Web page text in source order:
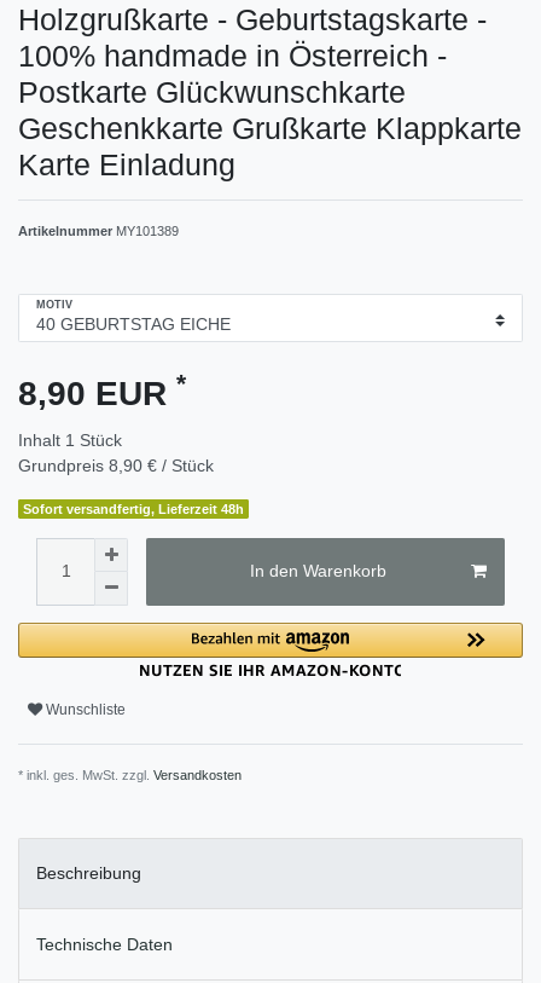
Holzgrußkarte - Geburtstagskarte -
100% handmade in Österreich -
Postkarte Glückwunschkarte
Geschenkkarte Grußkarte Klappkarte
Karte Einladung
Artikelnummer MY101389
MOTIV
8,90 EUR *
Inhalt 1 Stück
Grundpreis 8,90 € / Stück
Sofort versandfertig, Lieferzeit 48h
In den Warenkorb
Wunschliste
* inkl. ges. MwSt. zzgl. Versandkosten
Beschreibung
Technische Daten